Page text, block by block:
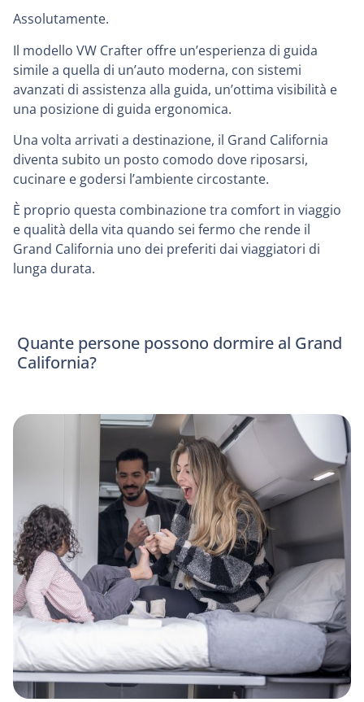
Assolutamente.
Il modello VW Crafter offre un’esperienza di guida
simile a quella di un’auto moderna, con sistemi
avanzati di assistenza alla guida, un’ottima visibilità e
una posizione di guida ergonomica.
Una volta arrivati a destinazione, il Grand California
diventa subito un posto comodo dove riposarsi,
cucinare e godersi l’ambiente circostante.
È proprio questa combinazione tra comfort in viaggio
e qualità della vita quando sei fermo che rende il
Grand California uno dei preferiti dai viaggiatori di
lunga durata.
Quante persone possono dormire al Grand
California?